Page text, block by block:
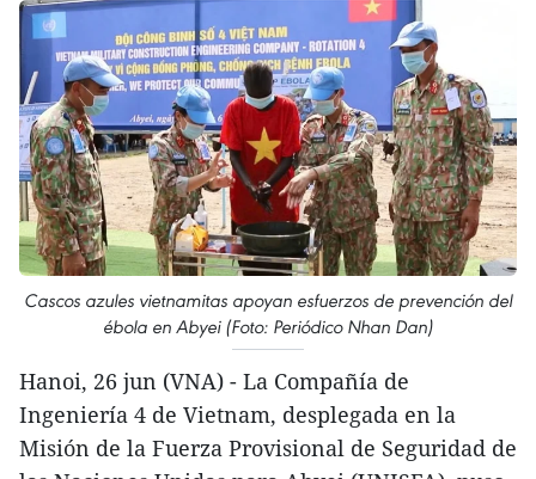
Cascos azules vietnamitas apoyan esfuerzos de prevención del
ébola en Abyei (Foto: Periódico Nhan Dan)
Hanoi, 26 jun (VNA) - La Compañía de
Ingeniería 4 de Vietnam, desplegada en la
Misión de la Fuerza Provisional de Seguridad de